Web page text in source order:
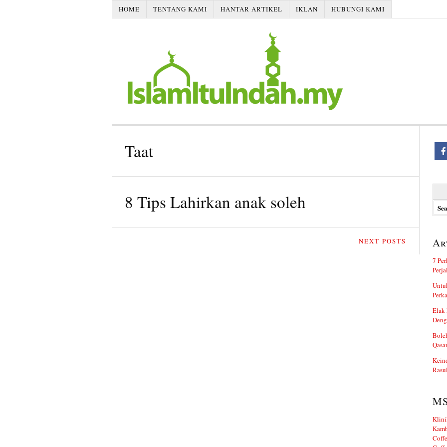
HOME TENTANG KAMI HANTAR ARTIKEL IKLAN HUBUNGI KAMI
Taat
8 Tips Lahirkan anak soleh
NEXT POSTS
7
Elak